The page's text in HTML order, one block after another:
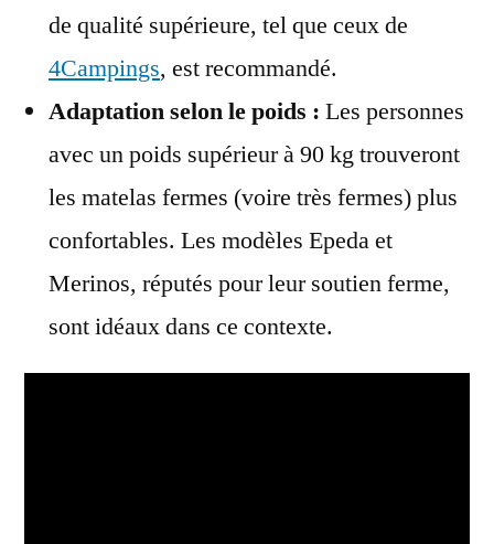
de qualité supérieure, tel que ceux de
4Campings, est recommandé.
Adaptation selon le poids : Les personnes
avec un poids supérieur à 90 kg trouveront
les matelas fermes (voire très fermes) plus
confortables. Les modèles Epeda et
Merinos, réputés pour leur soutien ferme,
sont idéaux dans ce contexte.